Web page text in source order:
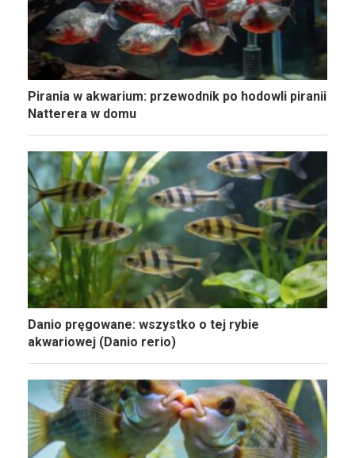
Pirania w akwarium: przewodnik po hodowli piranii
Natterera w domu
Danio pręgowane: wszystko o tej rybie
akwariowej (Danio rerio)